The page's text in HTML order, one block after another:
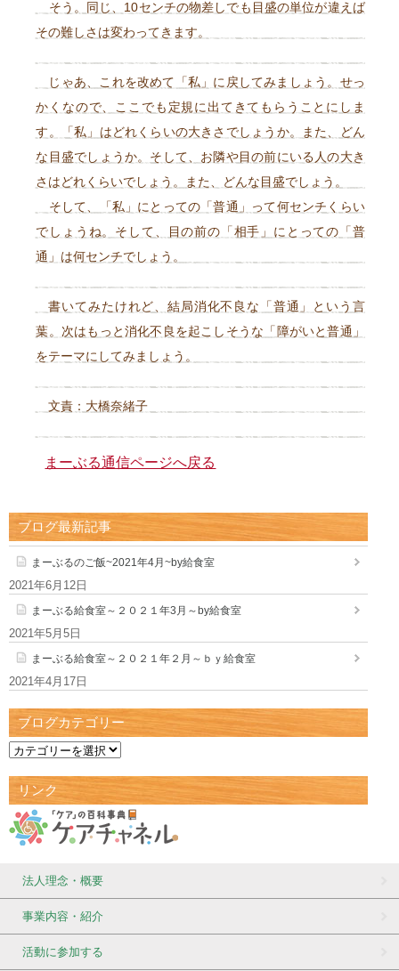
そう。同じ、10センチの物差しでも目盛の単位が違えば
その難しさは変わってきます。
じゃあ、これを改めて「私」に戻してみましょう。せっ
かくなので、ここでも定規に出てきてもらうことにしま
す。「私」はどれくらいの大きさでしょうか。また、どん
な目盛でしょうか。そして、お隣や目の前にいる人の大き
さはどれくらいでしょう。また、どんな目盛でしょう。
そして、「私」にとっての「普通」って何センチくらい
でしょうね。そして、目の前の「相手」にとっての「普
通」は何センチでしょう。
書いてみたけれど、結局消化不良な「普通」という言
葉。次はもっと消化不良を起こしそうな「障がいと普通」
をテーマにしてみましょう。
文責：大橋奈緒子
まーぶる通信ページへ戻る
ブログ最新記事
まーぶるのご飯~2021年4月~by給食室
2021年6月12日
まーぶる給食室～２０２１年3月～by給食室
2021年5月5日
まーぶる給食室～２０２１年２月～ｂｙ給食室
2021年4月17日
ブログカテゴリー
リンク
法人理念・概要
事業内容・紹介
活動に参加する